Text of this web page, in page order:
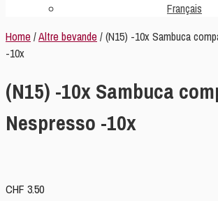
Français
Home /Altre bevande / (N15) -10x Sambuca
-10x
(N15) -10x Sambuca
Nespresso -10x
CHF 3.50